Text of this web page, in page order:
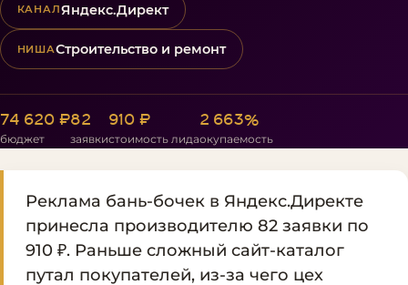
КАНАЛЯндекс.Директ
НИШАСтроительство и ремонт
74 620 ₽
бюджет
82
заявки
910 ₽
стоимость лида
2 663%
окупаемость
Реклама бань-бочек в Яндекс.Директе
принесла производителю 82 заявки по
910 ₽. Раньше сложный сайт-каталог
путал покупателей, из-за чего цех